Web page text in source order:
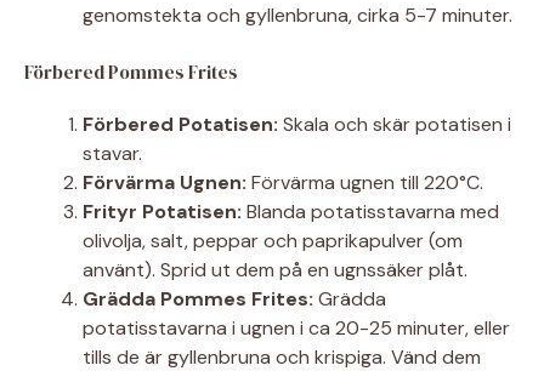
genomstekta och gyllenbruna, cirka 5-7 minuter.
Förbered Pommes Frites
Förbered Potatisen: Skala och skär potatisen i
stavar.
Förvärma Ugnen: Förvärma ugnen till 220°C.
Frityr Potatisen: Blanda potatisstavarna med
olivolja, salt, peppar och paprikapulver (om
använt). Sprid ut dem på en ugnssäker plåt.
Grädda Pommes Frites: Grädda
potatisstavarna i ugnen i ca 20-25 minuter, eller
tills de är gyllenbruna och krispiga. Vänd dem